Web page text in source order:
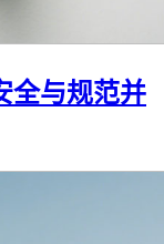
全与规范并